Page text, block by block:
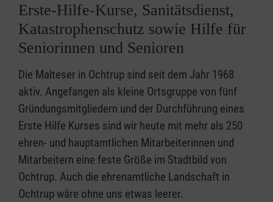
Erste-Hilfe-Kurse, Sanitätsdienst,
Katastrophenschutz sowie Hilfe für
Seniorinnen und Senioren
Die Malteser in Ochtrup sind seit dem Jahr 1968
aktiv. Angefangen als kleine Ortsgruppe von fünf
Gründungsmitgliedern und der Durchführung eines
Erste Hilfe Kurses sind wir heute mit mehr als 250
ehren- und hauptamtlichen Mitarbeiterinnen und
Mitarbeitern eine feste Größe im Stadtbild von
Ochtrup. Auch die ehrenamtliche Landschaft in
Ochtrup wäre ohne uns etwas leerer.